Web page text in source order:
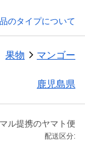
のタイプについて
果物 マンゴー
鹿児島県
ル提携のヤマト便
配送区分: